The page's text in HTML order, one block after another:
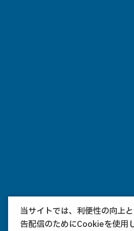
当サイトでは、利便性の向上
告配信のためにCookieを使用